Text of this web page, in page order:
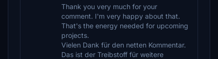
Thank you very much for your
comment. I'm very happy about that.
That's the energy needed for upcoming
projects.
Vielen Dank für den netten Kommentar.
Das ist der Treibstoff für weitere